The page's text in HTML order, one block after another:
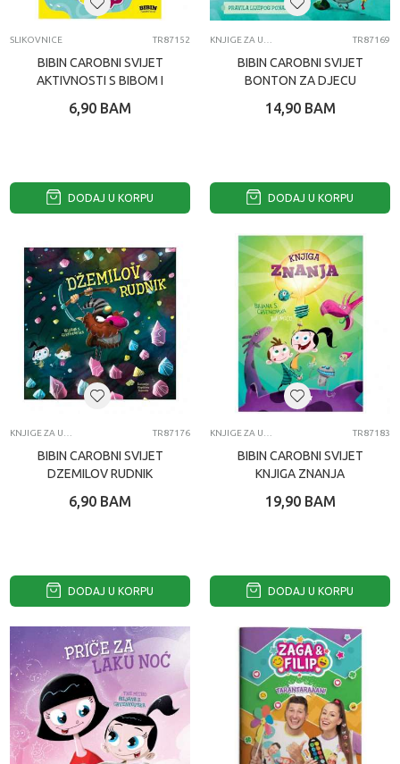
SLIKOVNICE TR87152
BIBIN CAROBNI SVIJET
AKTIVNOSTI S BIBOM I
6,90 BAM
DODAJ U KORPU
TR87169
BIBIN CAROBNI SVIJET
BONTON ZA DJECU
14,90 BAM
DODAJ U KORPU
TR87176
BIBIN CAROBNI SVIJET
DZEMILOV RUDNIK
6,90 BAM
DODAJ U KORPU
TR87183
BIBIN CAROBNI SVIJET
KNJIGA ZNANJA
19,90 BAM
DODAJ U KORPU